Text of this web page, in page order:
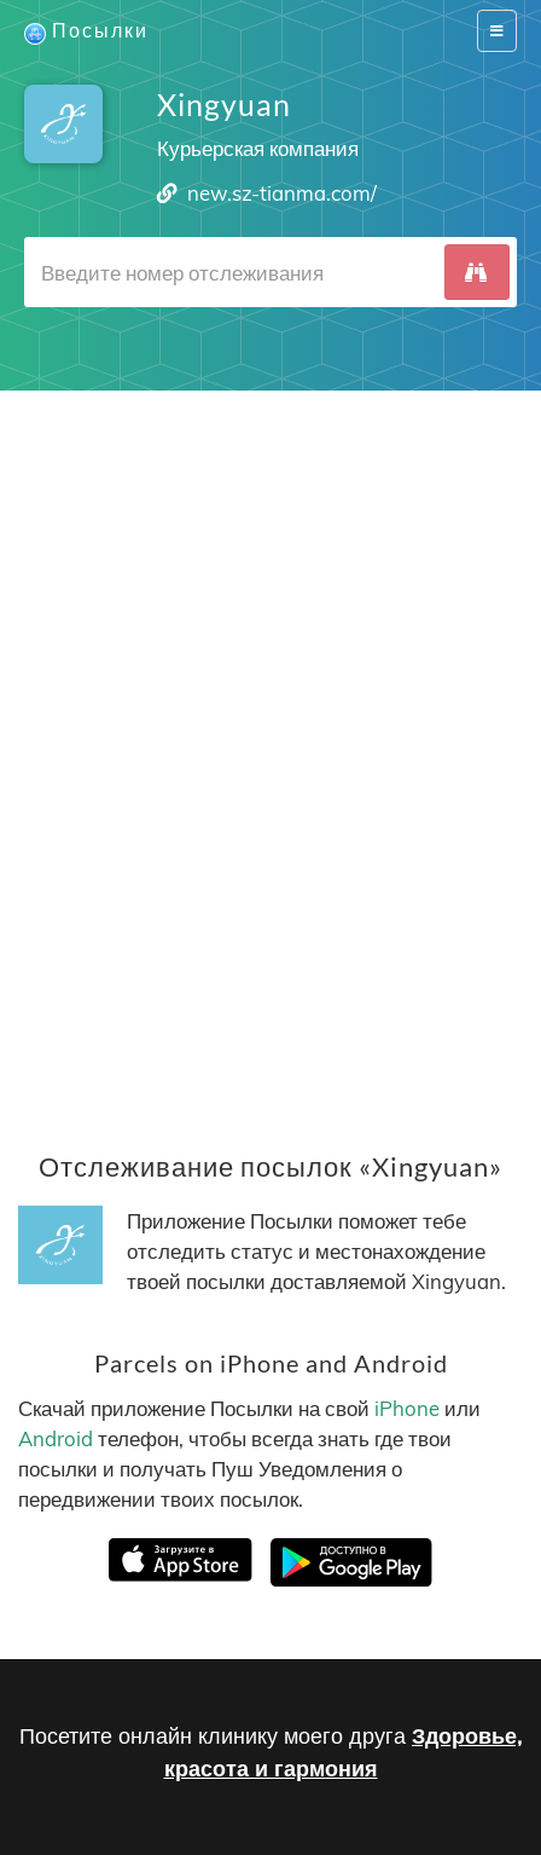
Switch
Посылки
Xingyuan
Курьерская компания
new.sz-tianma.com/
Отслеживание посылок «Xingyuan»
Приложение Посылки поможет тебе
отследить статус и местонахождение
твоей посылки доставляемой Xingyuan.
Parcels on iPhone and Android
Скачай приложение Посылки на свой iPhone или
Android телефон, чтобы всегда знать где твои
посылки и получать Пуш Уведомления о
передвижении твоих посылок.
Посетите онлайн клинику моего друга Здоровье,
красота и гармония